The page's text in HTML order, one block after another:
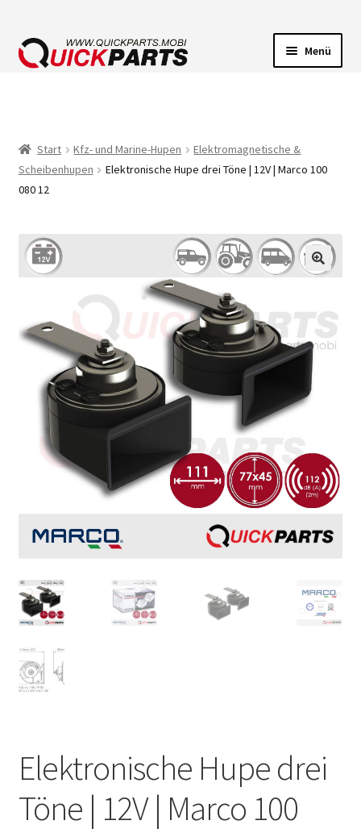
Menü
FÖRDERPUMPEN
Start Kfz- und Marine-Hupen
Elektromagnetische &
Scheibenhupen
Elektronische Hupe drei Töne | 12V | Marco 100
080 12
Elektronische Hupe drei
Töne | 12V | Marco 100